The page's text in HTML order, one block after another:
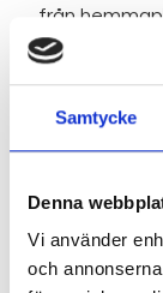
Samtycke
Denna
Vi använder
och
från
Ett mycket
ungdomar
2022 står
sovrum på
förrådsrum.